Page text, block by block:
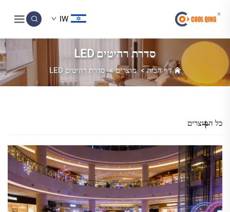
IW
סדרת רהיטים LED
דף הבית>מוצרים>סדרת רהיטים LED
כל המוצרים